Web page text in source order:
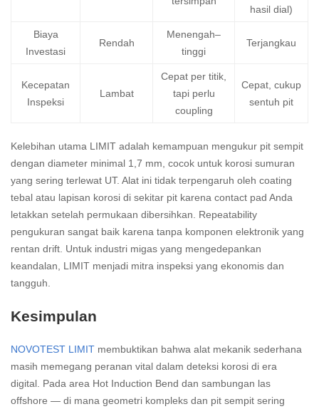
hasil dial)
Biaya
Investasi
Rendah
Menengah–
tinggi
Terjangkau
Kecepatan
Inspeksi
Lambat
Cepat per titik,
tapi perlu
coupling
Cepat, cukup
sentuh pit
Kelebihan utama LIMIT adalah kemampuan mengukur pit sempit
dengan diameter minimal 1,7 mm, cocok untuk korosi sumuran
yang sering terlewat UT. Alat ini tidak terpengaruh oleh coating
tebal atau lapisan korosi di sekitar pit karena contact pad Anda
letakkan setelah permukaan dibersihkan. Repeatability
pengukuran sangat baik karena tanpa komponen elektronik yang
rentan drift. Untuk industri migas yang mengedepankan
keandalan, LIMIT menjadi mitra inspeksi yang ekonomis dan
tangguh.
Kesimpulan
NOVOTEST LIMIT membuktikan bahwa alat mekanik sederhana
masih memegang peranan vital dalam deteksi korosi di era
digital. Pada area Hot Induction Bend dan sambungan las
offshore — di mana geometri kompleks dan pit sempit sering